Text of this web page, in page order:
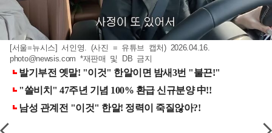
[서울=뉴시스] 서인영. (사진 = 유튜브 캡처) 2026.04.16.
photo@newsis.com *재판매 및 DB 금지